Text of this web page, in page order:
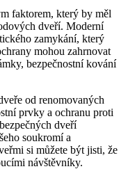
faktorem, který by měl
⁤dveří. Moderní⁣
​zamykání, který
mohou zahrnovat
‌bezpečnostní kování
od renomovaných⁤
prvky a ochranu proti
dveří
soukromí a⁣
si můžete být jisti, že
‍návštěvníky.